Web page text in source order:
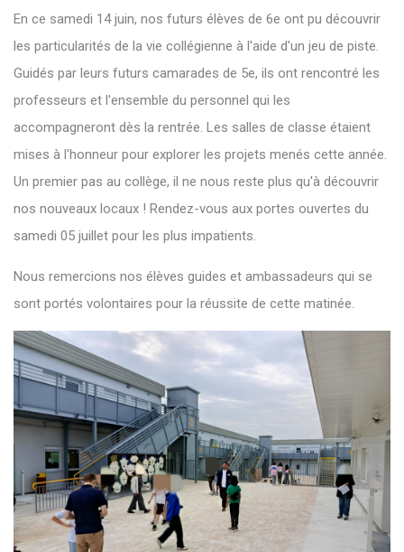
En ce samedi 14 juin, nos futurs élèves de 6e ont pu découvrir
les particularités de la vie collégienne à l'aide d'un jeu de piste.
Guidés par leurs futurs camarades de 5e, ils ont rencontré les
professeurs et l'ensemble du personnel qui les
accompagneront dès la rentrée. Les salles de classe étaient
mises à l'honneur pour explorer les projets menés cette année.
Un premier pas au collège, il ne nous reste plus qu'à découvrir
nos nouveaux locaux ! Rendez-vous aux portes ouvertes du
samedi 05 juillet pour les plus impatients.
Nous remercions nos élèves guides et ambassadeurs qui se
sont portés volontaires pour la réussite de cette matinée.